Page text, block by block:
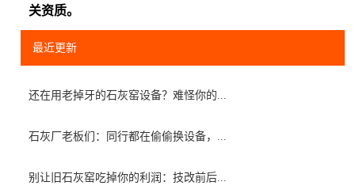
关资质。
最近更新
还在用老掉牙的石灰窑设备？难怪你的...
石灰厂老板们：同行都在偷偷换设备，...
别让旧石灰窑吃掉你的利润：技改前后...